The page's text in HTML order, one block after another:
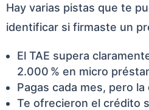
Hay varias pistas que te
identificar si firmaste un
El TAE supera
2.000 % en micro
Pagas cada mes, pero
Te ofrecieron el crédito